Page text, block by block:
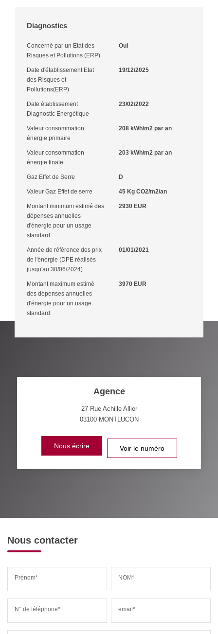
Diagnostics
Concerné par un Etat des
Risques et Pollutions (ERP)
Oui
Date d'établissement Etat
des Risques et
Pollutions(ERP)
19/12/2025
Date établissement
Diagnostic Energétique
23/02/2022
Valeur consommation
énergie primaire
208 kWh/m2 par an
Valeur consommation
énergie finale
203 kWh/m2 par an
Gaz Effet de Serre D
Valeur Gaz Effet de serre 45 Kg CO2/m2/an
Montant minimum estimé des
dépenses annuelles
d'énergie pour un usage
standard
2930 EUR
Année de référence des prix
de l'énergie (DPE réalisés
jusqu'au 30/06/2024)
01/01/2021
Montant maximum estimé
des dépenses annuelles
d'énergie pour un usage
standard
3970 EUR
Agence
27 Rue Achille Allier
03100 MONTLUCON
Nous écrire Voir le numéro
Nous contacter
Prénom* NOM*
N° de téléphone* email*